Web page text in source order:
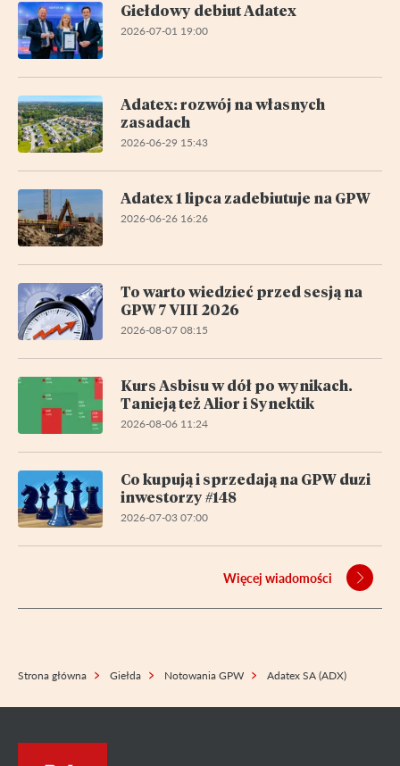
Giełdowy debiut Adatex
2026-07-01 19:00
Adatex: rozwój na własnych
zasadach
2026-06-29 15:43
Adatex 1 lipca zadebiutuje na GPW
2026-06-26 16:26
To warto wiedzieć przed sesją na
GPW 7 VIII 2026
2026-08-07 08:15
Kurs Asbisu w dół po wynikach.
Tanieją też Alior i Synektik
2026-08-06 11:24
Co kupują i sprzedają na GPW duzi
inwestorzy #148
2026-07-03 07:00
Więcej wiadomości
Strona główna Giełda Notowania GPW Adatex SA (ADX)